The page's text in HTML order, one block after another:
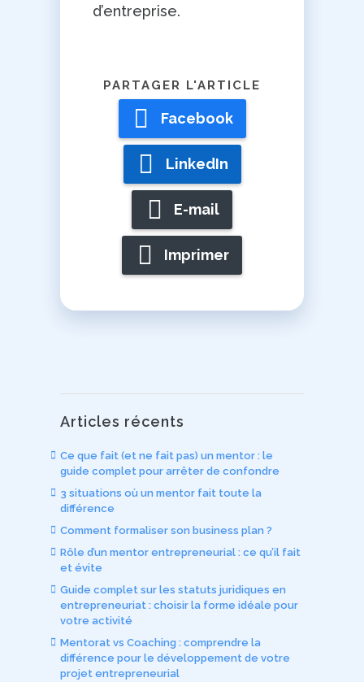
d’entreprise.
Facebook
LinkedIn
E-mail
Imprimer
Articles récents
Ce que fait (et ne fait pas) un mentor : le
guide complet pour arrêter de confondre
3 situations où un mentor fait toute la
différence
Comment formaliser son business plan ?
Rôle d’un mentor entrepreneurial : ce qu’il fait
et évite
Guide complet sur les statuts juridiques en
entrepreneuriat : choisir la forme idéale pour
votre activité
Mentorat vs Coaching : comprendre la
différence pour le développement de votre
projet entrepreneurial